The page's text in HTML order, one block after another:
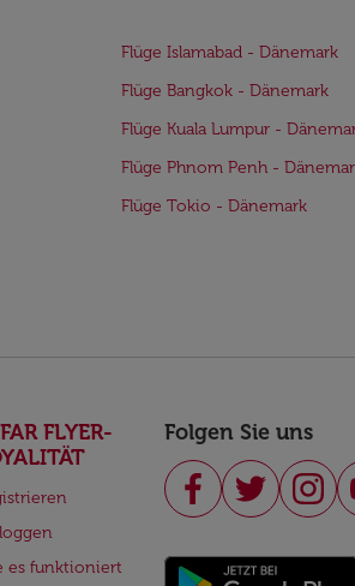
Flüge Islamabad - Dänemark
Flüge Bangkok - Dänemark
Flüge Kuala Lumpur -
Flüge Phnom Penh -
Flüge Tokio - Dänemark
FLYER-
es funktioniert
Folgen Sie uns